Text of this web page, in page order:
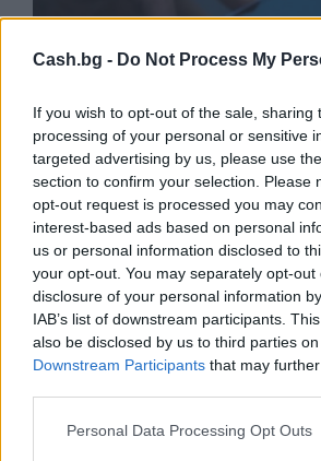
Cash.bg - Do Not Process My
If you wish to opt-out of the sale, sharing
processing of your personal or sensitive
targeted advertising by us, please use
section to confirm your selection. Please
opt-out request is processed you may
interest-based ads based on personal
us or personal information disclosed to
your opt-out. You may separately opt-
disclosure of your personal information
IAB’s list of downstream participants.
also be disclosed by us to third parties
Downstream Participants that may
Personal Data Processing Opt Outs
Франция ще забрани
обаждания без
абонатите от 11 август
07.08.2026 / 14:30